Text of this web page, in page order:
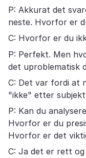
P: Akkurat det
neste. Hvorfor er
C: Hvorfor er du
P: Perfekt. Men
det uproblematisk
C: Det var fordi at
"ikke" etter
P: Kan du
Hvorfor er du
Hvorfor er det
C: Ja det er rett